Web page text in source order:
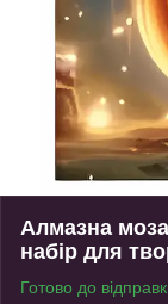
Алмазна
набір для
Готово до